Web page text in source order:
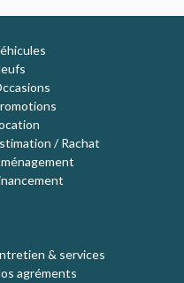
/ Rachat
& services
agréments